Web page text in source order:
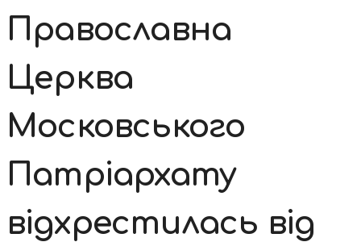
Православна
Церква
Московського
Патріархату
відхрестилась від